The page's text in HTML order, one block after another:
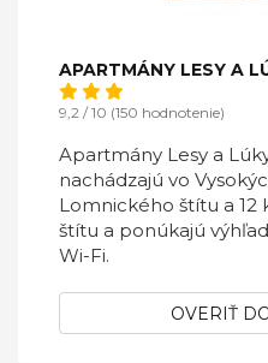
APARTMÁNY LESY A
9,2 / 10 (150 hodnotenie)
Apartmány Lesy a
nachádzajú vo
Lomnického štítu a 12
štítu a ponúkajú
Wi-Fi.
OVERIŤ